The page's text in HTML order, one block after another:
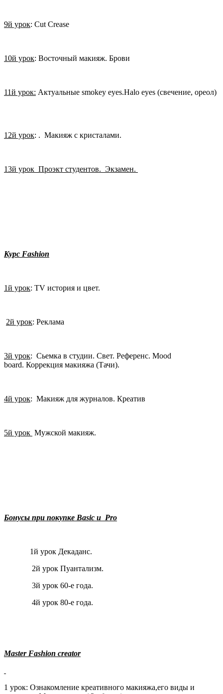
9й урок: Cut Crease
10й урок: Восточный макияж. Брови
11й урок: Актуальные smokey eyes.Halo eyes (свечение, ореол)
12й урок: . Макияж с кристалами.
13й урок Проэкт студентов. Экзамен.
Курс Fashion
1й урок: TV история и цвет.
2й урок: Реклама
3й урок: Сьемка в студии. Свет. Референс. Mood
board. Коррекция макияжа (Тачи).
4й урок: Макияж для журналов. Креатив
5й урок Мужской макияж.
Бонусы при покупке Basic и Pro
1й урок Декаданс.
2й урок Пуантализм.
3й урок 60-е года.
4й урок 80-е года.
Master Fashion creator
1 урок: Ознакомление креативного макияжа,его виды и